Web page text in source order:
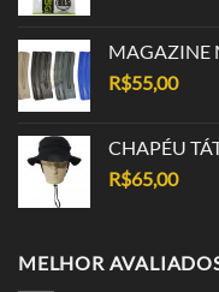
MAGAZINE
R$55,00
CHAPÉU
R$65,00
MELHOR